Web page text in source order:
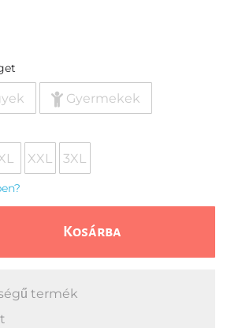
Gyermekek
XXL 3XL
Kosárba
termék